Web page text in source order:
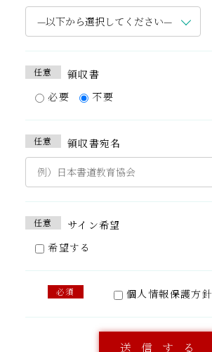
任意
領収書
必要
不要
任意 領収書宛名
任意
サイン希望
希望する
必須 個人情報保護方針